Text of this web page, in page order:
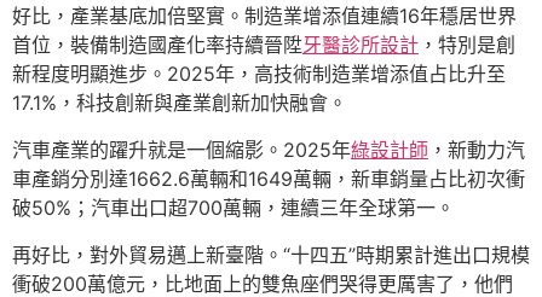
好比，產業基底加倍堅實。制造業增添值連續16年穩居世界
首位，裝備制造國產化率持續晉陞牙醫診所設計 ，特別是創
新程度明顯進步。2025年，高技術制造業增添值占比升至
17.1%，科技創新與產業創新加快融會。
汽車產業的躍升就是一個縮影。2025年綠設計師 ，新動力汽
車產銷分別達1662.6萬輛和1649萬輛，新車銷量占比初次衝
破50%；汽車出口超700萬輛，連續三年全球第一。
再好比，對外貿易邁上新臺階。“十四五”時期累計進出口規模
衝破200萬億元，比地面上的雙魚座們哭得更厲害了，他們